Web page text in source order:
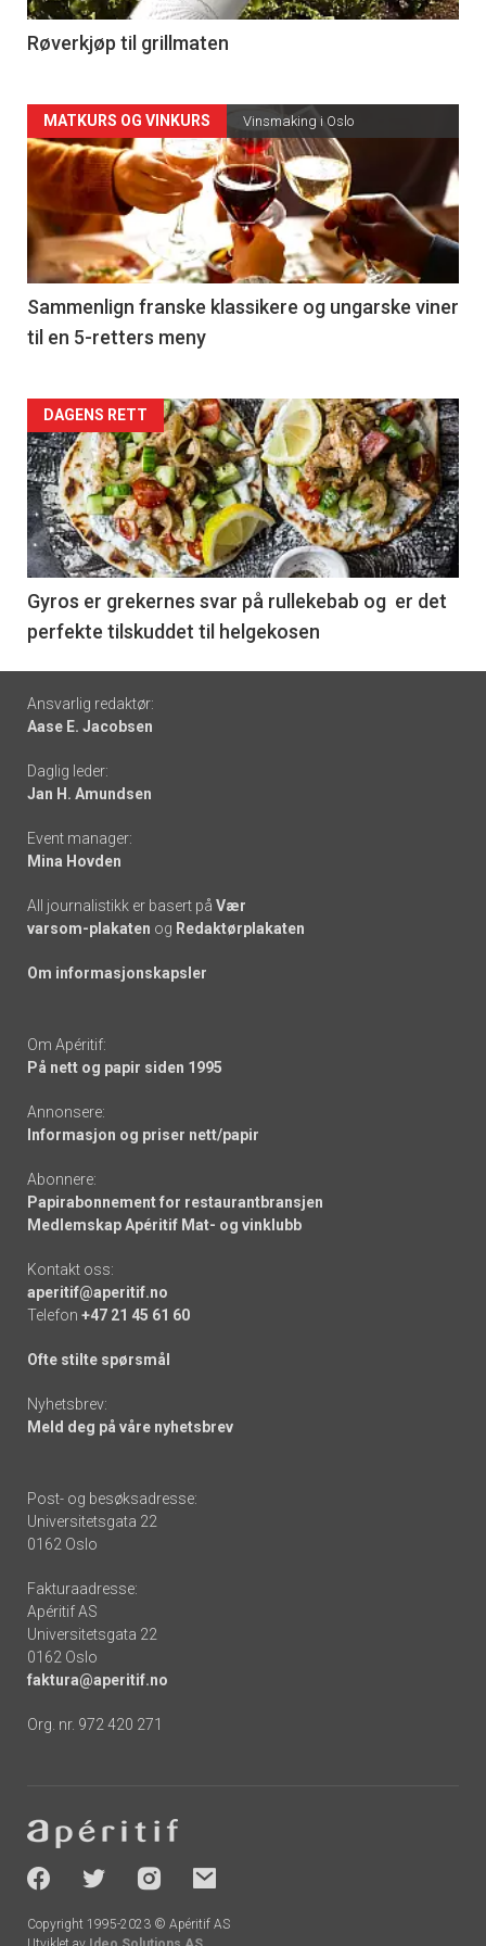
4
Røverkjøp til grillmaten
Forsiden
akkurat
nå
-
5
MATKURS OG VINKURS Vinsmaking i Oslo
Sammenlign franske klassikere og ungarske viner
til en 5-retters meny
Forsiden
akkurat
nå
-
6
DAGENS RETT
Gyros er grekernes svar på rullekebab og er det
perfekte tilskuddet til helgekosen
Footer
-
links
Ansvarlig redaktør:
Aase E. Jacobsen
Daglig leder:
Jan H. Amundsen
Event manager:
Mina Hovden
All journalistikk er basert på Vær
varsom-plakaten og Redaktørplakaten
Om informasjonskapsler
Om Apéritif:
På nett og papir siden 1995
Annonsere:
Informasjon og priser nett/papir
Abonnere:
Papirabonnement for restaurantbransjen
Medlemskap Apéritif Mat- og vinklubb
Kontakt oss:
aperitif@aperitif.no
Telefon +47 21 45 61 60
Ofte stilte spørsmål
Nyhetsbrev:
Meld deg på våre nyhetsbrev
Post- og besøksadresse:
Universitetsgata 22
0162 Oslo
Fakturaadresse:
Apéritif AS
Universitetsgata 22
0162 Oslo
faktura@aperitif.no
Org. nr. 972 420 271
-
socials
Copyright 1995-2023 © Apéritif AS